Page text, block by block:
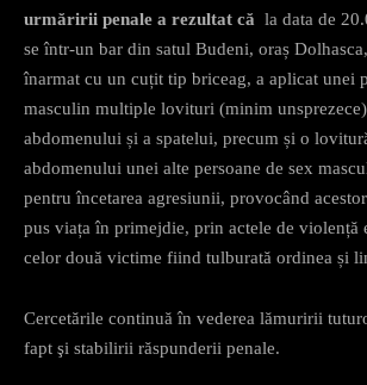
urmăririi penale a rezultat că la data de
se într-un bar din satul Budeni, oraș
înarmat cu un cuțit tip briceag, a aplicat unei
masculin multiple lovituri (minim
abdomenului și a spatelui, precum și o
abdomenului unei alte persoane de sex
pentru încetarea agresiunii, provocând
pus viața în primejdie, prin actele de violență
celor două victime fiind tulburată ordinea și
Cercetările continuă în vederea lămuririi
fapt şi stabilirii răspunderii penale.